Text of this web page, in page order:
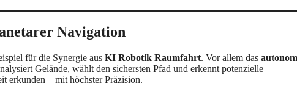
Navigation
für die Synergie aus KI Robotik Raumfahrt. Vor allem das
Gelände, wählt den sichersten Pfad und erkennt potenzielle
erkunden – mit höchster Präzision.